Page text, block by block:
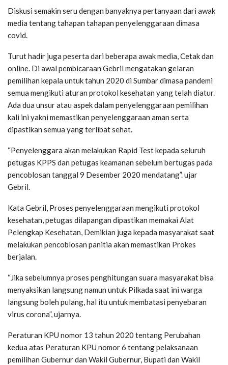
Diskusi semakin seru dengan banyaknya pertanyaan dari awak
media tentang tahapan tahapan penyelenggaraan dimasa
covid.
Turut hadir juga peserta dari beberapa awak media, Cetak dan
online. Di awal pembicaraan Gebril mengatakan gelaran
pemilihan kepala untuk tahun 2020 di Sumbar dimasa pandemi
semua mengikuti aturan protokol kesehatan yang telah diatur.
Ada dua unsur atau aspek dalam penyelenggaraan pemilihan
kali ini yakni memastikan penyelenggaraan aman serta
dipastikan semua yang terlibat sehat.
“Penyelenggara akan melakukan Rapid Test kepada seluruh
petugas KPPS dan petugas keamanan sebelum bertugas pada
pencoblosan tanggal 9 Desember 2020 mendatang”. ujar
Gebril.
Kata Gebril, Proses penyelenggaraan mengikuti protokol
kesehatan, petugas dilapangan dipastikan memakai Alat
Pelengkap Kesehatan, Demikian juga kepada masyarakat saat
melakukan pencoblosan panitia akan memastikan Prokes
berjalan.
“Jika sebelumnya proses penghitungan suara masyarakat bisa
menyaksikan langsung namun untuk Pilkada saat ini warga
langsung boleh pulang, hal itu untuk membatasi penyebaran
virus corona”, ujarnya.
Peraturan KPU nomor 13 tahun 2020 tentang Perubahan
kedua atas Peraturan KPU nomor 6 tentang pelaksanaan
pemilihan Gubernur dan Wakil Gubernur, Bupati dan Wakil